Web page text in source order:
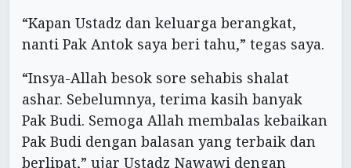
“Kapan Ustadz dan keluarga berangkat,
nanti Pak Antok saya beri tahu,” tegas saya.
“Insya-Allah besok sore sehabis shalat
ashar. Sebelumnya, terima kasih banyak
Pak Budi. Semoga Allah membalas kebaikan
Pak Budi dengan balasan yang terbaik dan
berlipat,” ujar Ustadz Nawawi dengan